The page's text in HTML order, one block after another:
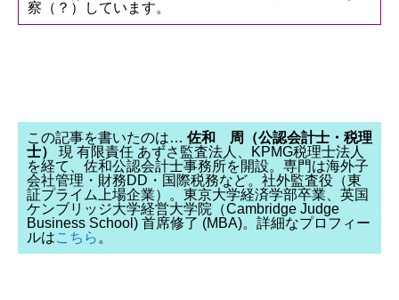
察（？）しています。
この記事を書いたのは… 佐和 周（公認会計士・税理
士）
現 有限責任 あずさ監査法人、KPMG税理士法人
を経て、佐和公認会計士事務所を開設。専門は海外子
会社管理・財務DD・国際税務など。社外監査役（東
証プライム上場企業）。東京大学経済学部卒業、英国
ケンブリッジ大学経営大学院（Cambridge Judge
Business School) 首席修了 (MBA)。詳細なプロフィー
ルはこちら 。